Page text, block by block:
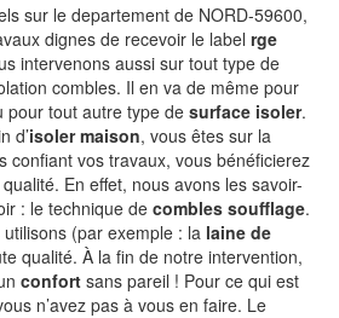
sur le departement de NORD-59600,
dignes de recevoir le label rge
intervenons aussi sur tout type de
combles. Il en va de même pour
pour tout autre type de surface isoler.
d’isoler maison, vous êtes sur la
confiant vos travaux, vous bénéficierez
En effet, nous avons les savoir-
: le technique de combles soufflage.
(par exemple : la laine de
qualité. À la fin de notre intervention,
confort sans pareil ! Pour ce qui est
n’avez pas à vous en faire. Le